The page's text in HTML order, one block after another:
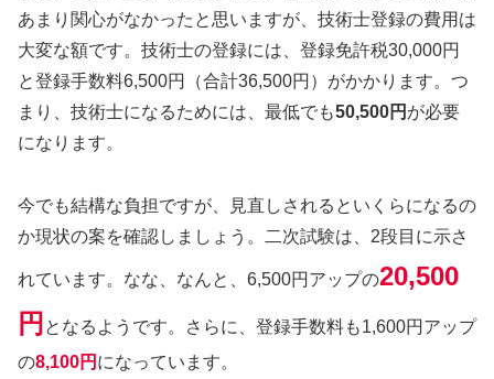
あまり関心がなかったと思いますが、技術士登録の費用は
大変な額です。技術士の登録には、登録免許税30,000円
と登録手数料6,500円（合計36,500円）がかかります。つ
まり、技術士になるためには、最低でも50,500円 が必要
になります。
今でも結構な負担ですが、見直しされるといくらになるの
か現状の案を確認しましょう。二次試験は、2段目に示さ
れています。なな、なんと、6,500円アップの20,500
円 となるようです。さらに、登録手数料も1,600円アップ
の8,100円 になっています。